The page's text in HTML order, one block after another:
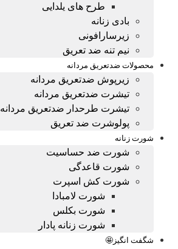
طرح های یلدایی
بادی زنانه
زیرسارافونی
نیم تنه ضد تعریق
محصولات ضدتعریق مردانه
زیرپوش ضدتعریق مردانه
تیشرت ضدتعریق مردانه
تیشرت طرحدار ضدتعریق مردانه
پولوشرت ضد تعریق
شورت زنانه
شورت ضد حساسیت
شورت قاعدگی
شورت کش اسپرت
شورت لامبادا
شورت بکلس
شورت زنانه پادار
شگفت انگیز🤩